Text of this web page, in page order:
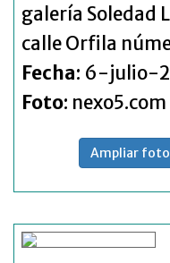
galería Soledad
calle Orfila
Fecha: 6-julio-
Foto: nexo5.com
Ampliar foto